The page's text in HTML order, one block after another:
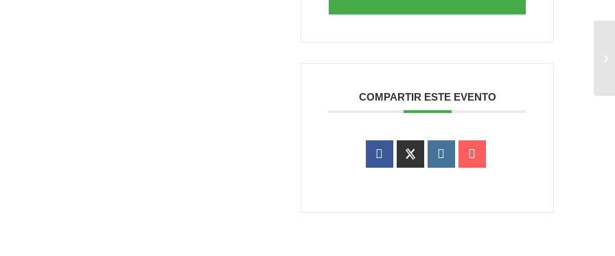
COMPARTIR ESTE EVENTO